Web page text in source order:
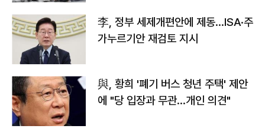
李, 정부 세제개편안에 제동…ISA·주
가누르기안 재검토 지시
與, 황희 '폐기 버스 청년 주택' 제안
에 "당 입장과 무관…개인 의견"